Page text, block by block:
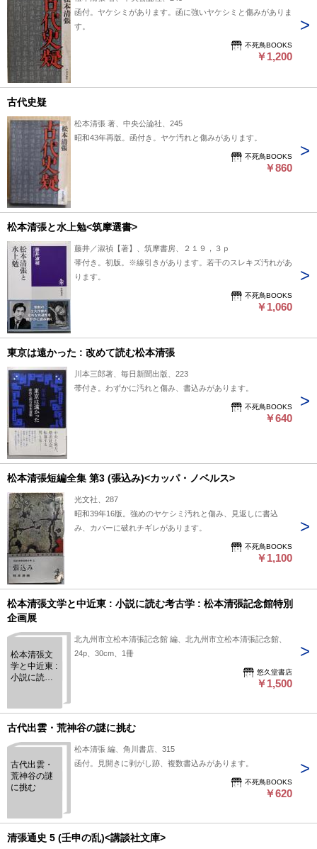
函付。ヤケシミがあります。函に強いヤケシミと傷みがありま
す。
不死鳥BOOKS
￥1,200
古代史疑
松本清張 著、中央公論社、245
昭和43年再版。函付き。ヤケ汚れと傷みがあります。
不死鳥BOOKS
￥860
松本清張と水上勉<筑摩選書>
藤井／淑禎【著】、筑摩書房、２１９，３ｐ
帯付き。初版。※線引きがあります。若干のスレキズ汚れがあ
ります。
不死鳥BOOKS
￥1,060
東京は遠かった : 改めて読む松本清張
川本三郎著、毎日新聞出版、223
帯付き。わずかに汚れと傷み、書込みがあります。
不死鳥BOOKS
￥640
松本清張短編全集 第3 (張込み)<カッパ・ノベルス>
光文社、287
昭和39年16版。強めのヤケシミ汚れと傷み、見返しに書込
み、カバーに破れチギレがあります。
不死鳥BOOKS
￥1,100
松本清張文学と中近東 : 小説に読む考古学 : 松本清張記念館特別
企画展
松本清張文
学と中近東 :
小説に読む
特別企画展
北九州市立松本清張記念館 編、北九州市立松本清張記念館、
24p、30cm、1冊
悠久堂書店
￥1,500
古代出雲・荒神谷の謎に挑む
古代出雲・
荒神谷の謎
に挑む
松本清張 編、角川書店、315
函付。見開きに剥がし跡、複数書込みがあります。
不死鳥BOOKS
￥620
清張通史 5 (壬申の乱)<講談社文庫>